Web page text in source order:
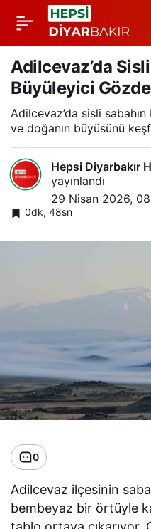
Adilcevaz’da
Büyüleyici
Adilcevaz’da sisli
ve doğanın büyüsünü
Hepsi Diyarbakır
yayınlandı
29 Nisan 2026,
0dk, 48sn
0
Adilcevaz ilçesinin
bembeyaz bir örtüyle
Aksu Köyü
Çevresinde Küçük
Akbalıkçıllar Şehriyeli
Böcek Avında